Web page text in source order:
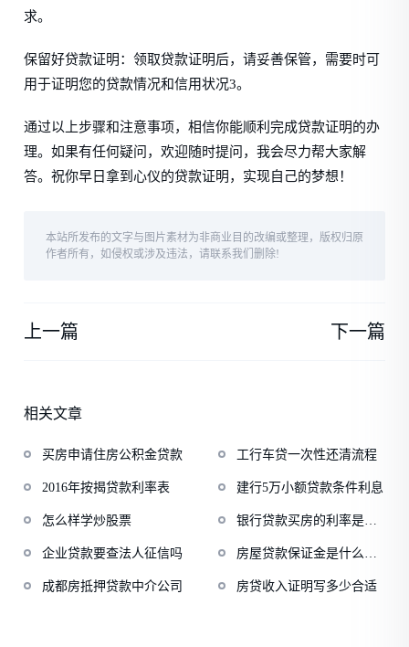
求。
保留好贷款证明：领取贷款证明后，请妥善保管，需要时可
用于证明您的贷款情况和信用状况3。
通过以上步骤和注意事项，相信你能顺利完成贷款证明的办
理。如果有任何疑问，欢迎随时提问，我会尽力帮大家解
答。祝你早日拿到心仪的贷款证明，实现自己的梦想！
本站所发布的文字与图片素材为非商业目的改编或整理，版权归原
作者所有，如侵权或涉及违法，请联系我们删除!
上一篇 下一篇
相关文章
买房申请住房公积金贷款 工行车贷一次性还清流程
2016年按揭贷款利率表 建行5万小额贷款条件利息
怎么样学炒股票
银行贷款买房的利率是多
企业贷款要查法人征信吗
房屋贷款保证金是什么意
成都房抵押贷款中介公司
房贷收入证明写多少合适